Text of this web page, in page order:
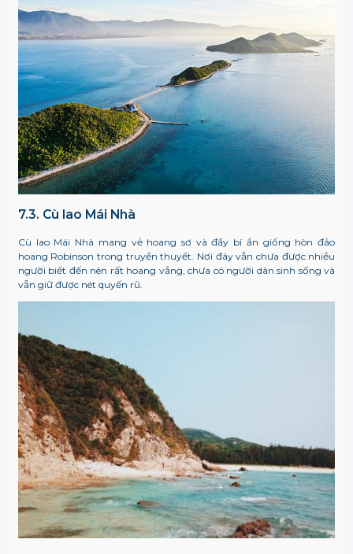
7.3. Cù lao Mái Nhà
Cù lao Mái Nhà mang vẻ hoang sơ và đầy bí ẩn giống hòn đảo
hoang Robinson trong truyền thuyết. Nơi đây vẫn chưa được nhiều
người biết đến nên rất hoang vắng, chưa có người dân sinh sống và
vẫn giữ được nét quyến rũ.